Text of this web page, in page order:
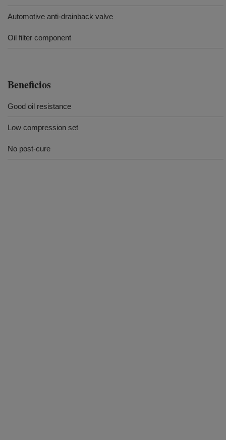
Automotive anti-drainback valve
Oil filter component
Beneficios
Good oil resistance
Low compression set
No post-cure